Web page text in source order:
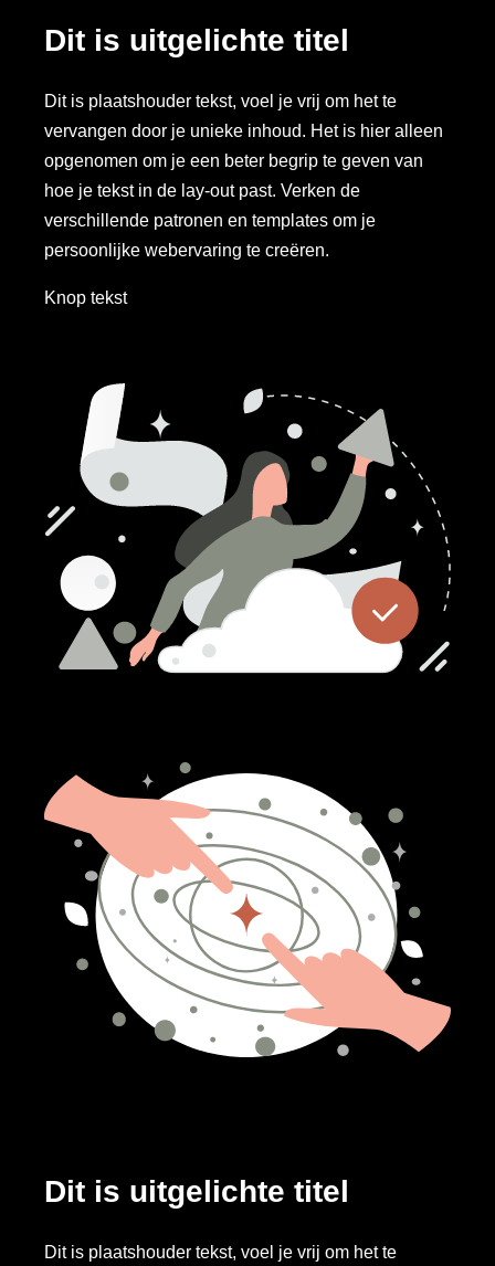
Dit is uitgelichte titel
Dit is plaatshouder tekst, voel je vrij om het te
vervangen door je unieke inhoud. Het is hier alleen
opgenomen om je een beter begrip te geven van
hoe je tekst in de lay-out past. Verken de
verschillende patronen en templates om je
persoonlijke webervaring te creëren.
Knop tekst
Dit is uitgelichte titel
Dit is plaatshouder tekst, voel je vrij om het te